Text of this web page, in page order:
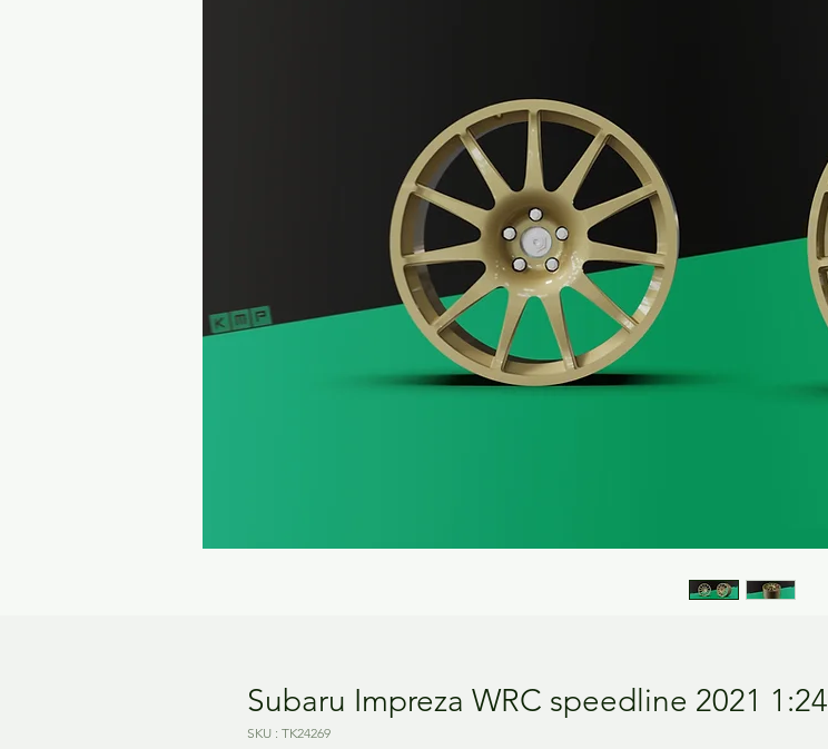
Subaru Impreza WRC speedline 2021 1:24
SKU : TK24269